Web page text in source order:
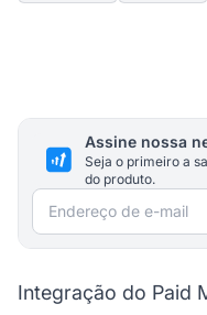
Assine nossa
Seja o primeiro a
do produto.
Endereço de e-mail
Integração do Paid